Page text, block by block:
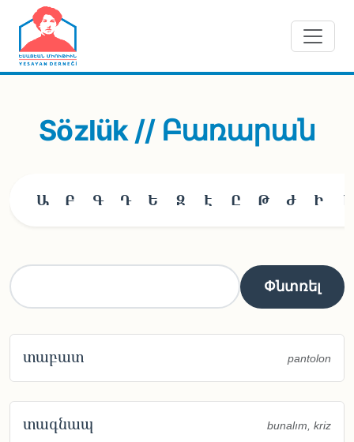
Skip to main content
Sözlük // Բառարան
Ա Բ Գ Դ Ե Զ Է Ը Թ Ժ Ի Լ
տաբատ pantolon
տագնապ bunalım, kriz